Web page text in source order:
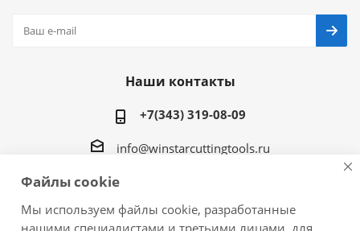
Наши контакты
+7(343) 319-08-09
info@winstarcuttingtools.ru
г.Екатеринбург ул. Фурманова 109, офис 604
Файлы cookie
Мы используем файлы cookie, разработанные
нашими специалистами и третьими лицами, для